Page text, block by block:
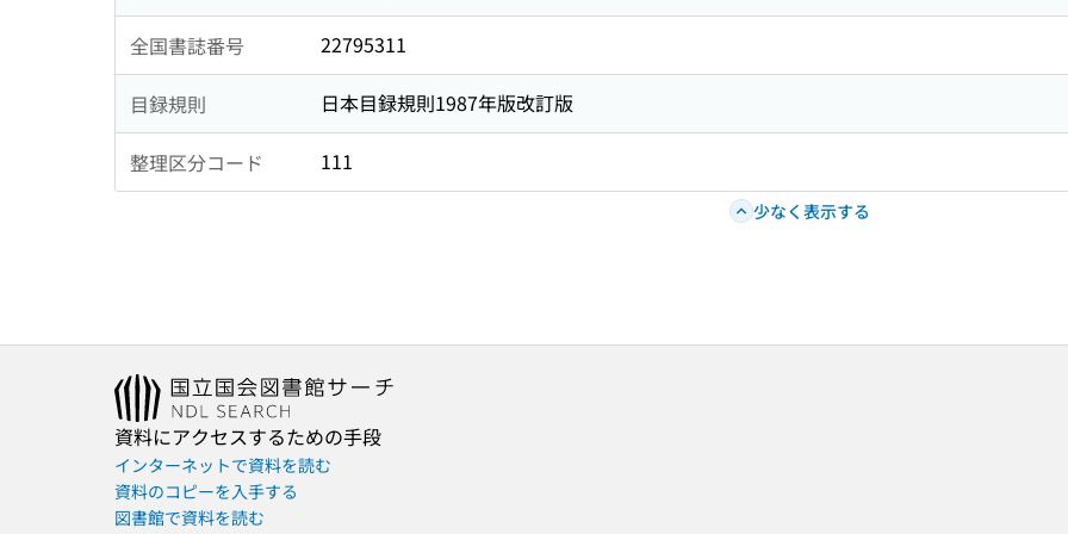
全国書誌番号 22795311
目録規則 日本目録規則1987年版改訂版
整理区分コード 111
少なく表示する
資料にアクセスするための手段
インターネットで資料を読む
資料のコピーを入手する
図書館で資料を読む